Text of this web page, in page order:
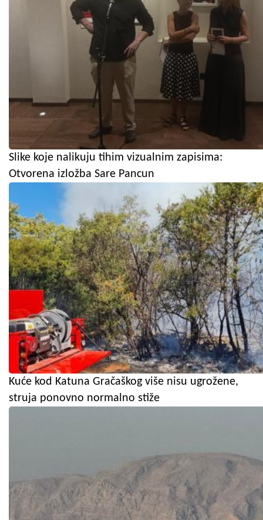
Slike koje nalikuju tihim vizualnim zapisima:
Otvorena izložba Sare Pancun
Kuće kod Katuna Gračaškog više nisu ugrožene,
struja ponovno normalno stiže